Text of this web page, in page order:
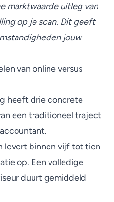
marktwaarde uitlegvan
op je scan. Dit geeft
jouw
van online versus
heeft drie concrete
een traditioneel traject
levert binnen vijf tot tien
op. Een volledige
duurt gemiddeld